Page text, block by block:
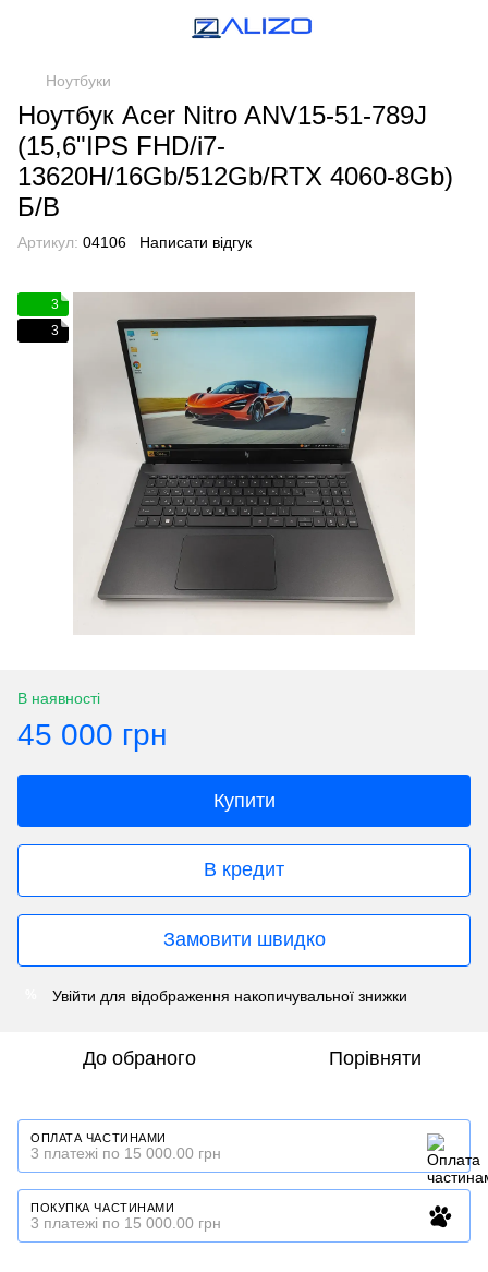
Ноутбуки
Ноутбук Acer Nitro ANV15-51-789J
(15,6"IPS FHD/i7-
13620H/16Gb/512Gb/RTX 4060-8Gb)
Б/В
Артикул: 04106 Написати відгук
3
3
В наявності
45 000 грн
Купити
В кредит
Замовити швидко
Увійти для відображення накопичувальної знижки
До обраного Порівняти
ОПЛАТА ЧАСТИНАМИ
3 платежі по 15 000.00 грн
ПОКУПКА ЧАСТИНАМИ
3 платежі по 15 000.00 грн